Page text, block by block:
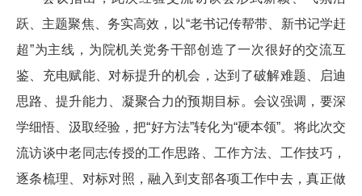
跃、主题聚焦、务实高效，以“老书记传帮带、新书记学赶
超”为主线，为院机关党务干部创造了一次很好的交流互
鉴、充电赋能、对标提升的机会，达到了破解难题、启迪
思路、提升能力、凝聚合力的预期目标。会议强调，要深
学细悟、汲取经验，把“好方法”转化为“硬本领”。将此次交
流访谈中老同志传授的工作思路、工作方法、工作技巧，
逐条梳理、对标对照，融入到支部各项工作中去，真正做